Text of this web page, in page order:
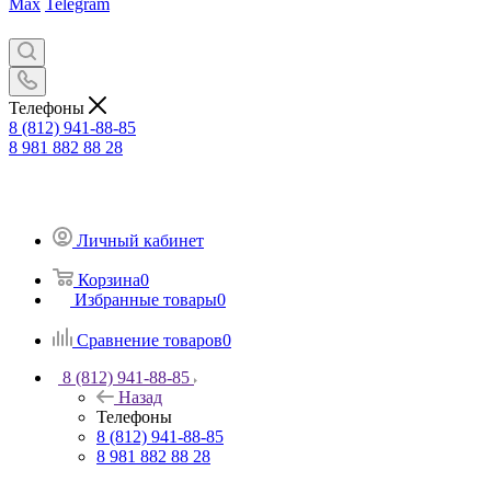
Max Telegram
Телефоны
8 (812) 941-88-85
8 981 882 88 28
Личный кабинет
Корзина0
Избранные товары0
Сравнение товаров0
8 (812) 941-88-85
Назад
Телефоны
8 (812) 941-88-85
8 981 882 88 28